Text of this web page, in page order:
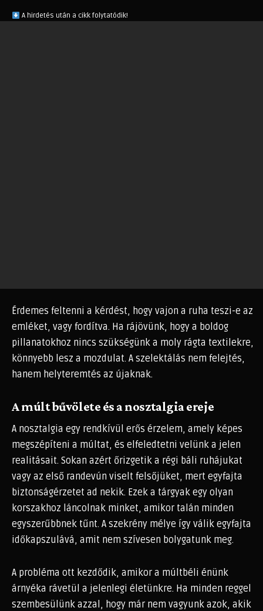
A hirdetés után a cikk folytatódik!
Érdemes feltenni a kérdést, hogy vajon a ruha teszi-e az
emléket, vagy fordítva. Ha rájövünk, hogy a boldog
pillanatokhoz nincs szükségünk a moly rágta textilekre,
könnyebb lesz a mozdulat. A szelektálás nem felejtés,
hanem helyteremtés az újaknak.
A múlt bűvölete és a nosztalgia ereje
A nosztalgia egy rendkívül erős érzelem, amely képes
megszépíteni a múltat, és elfeledtetni velünk a jelen
realitásait. Sokan azért őrizgetik a régi báli ruhájukat
vagy az első randevún viselt felsőjüket, mert egyfajta
biztonságérzetet ad nekik. Ezek a tárgyak egy olyan
korszakhoz láncolnak minket, amikor talán minden
egyszerűbbnek tűnt. A szekrény mélye így válik egyfajta
időkapszulává, amit nem szívesen bolygatunk meg.
A probléma ott kezdődik, amikor a múltbéli énünk
árnyéka rávetül a jelenlegi életünkre. Ha minden reggel
szembesülünk azzal, hogy már nem vagyunk azok, akik